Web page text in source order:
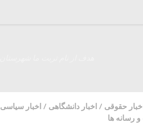
اخبار حقوقی / اخبار دانشگاهی / اخبار سیاسی
رسانه ها